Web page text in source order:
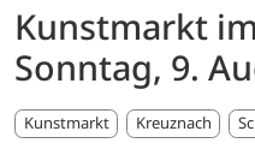
Kunstmarkt
Sonntag, 9.
Kunstmarkt Kreuznach